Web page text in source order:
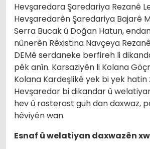
Hevşaredara Şaredariya Rezanê
Hevşaredarên Şaredariya Bajarê
Serra Bucak û Doğan Hatun,
nûnerên Rêxistina Navçeya
DEMê serdaneke berfireh li
pêk anîn. Karsaziyên li Kolana
Kolana Kardeşlikê yek bi yek hatin
Hevşaredar bi dikandar û
hev û rasterast guh dan daxwaz,
hêviyên wan.
Esnaf û welatiyan daxwazên